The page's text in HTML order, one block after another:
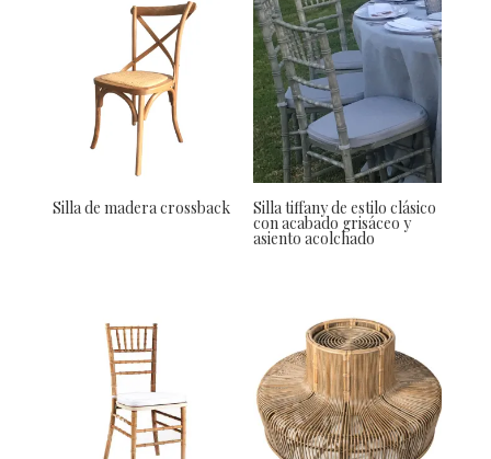
Silla de madera crossback Silla tiffany de estilo clásico
con acabado grisáceo y
asiento acolchado